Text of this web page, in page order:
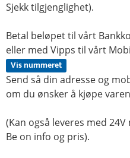
Sjekk tilgjenglighet).
Betal beløpet til vårt
eller med Vipps til vårt
Vis nummeret
Send så din adresse og
om du ønsker å kjøpe
(Kan også leveres med
Be on info og pris).